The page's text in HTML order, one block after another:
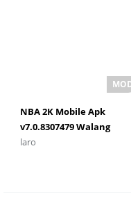
NBA 2K Mobile Apk
v7.0.8307479 Walang
limitasyong Pera
laro